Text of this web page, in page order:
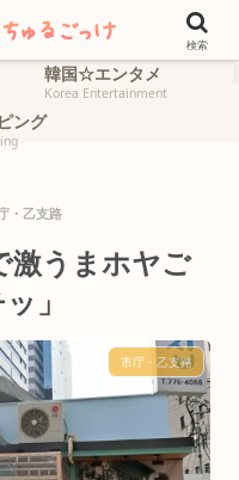
韓国☆旅行
韓国☆エンタメ
Korea Entertainment
ング
・乙支路
激うまホヤご
」
市庁・乙支路
検索